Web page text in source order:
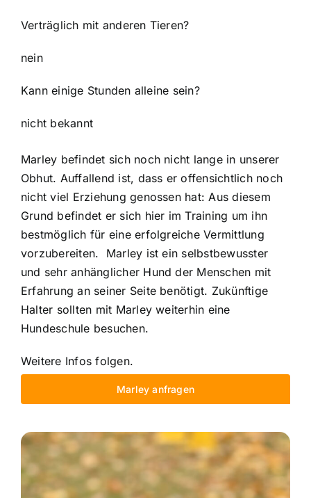
Verträglich mit anderen Tieren?
nein
Kann einige Stunden alleine sein?
nicht bekannt
Marley befindet sich noch nicht lange in unserer
Obhut. Auffallend ist, dass er offensichtlich noch
nicht viel Erziehung genossen hat: Aus diesem
Grund befindet er sich hier im Training um ihn
bestmöglich für eine erfolgreiche Vermittlung
vorzubereiten. Marley ist ein selbstbewusster
und sehr anhänglicher Hund der Menschen mit
Erfahrung an seiner Seite benötigt. Zukünftige
Halter sollten mit Marley weiterhin eine
Hundeschule besuchen.
Weitere Infos folgen.
Marley anfragen